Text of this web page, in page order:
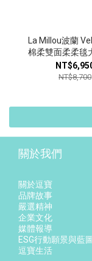
La Millou波蘭
棉柔雙面柔柔毯
棕櫚美妍花(綠
燻粉
NT$8,700
關於我們
關於逗寶
品牌故事
嚴選精神
企業文化
媒體報導
ESG行動願景與藍圖
逗寶生活